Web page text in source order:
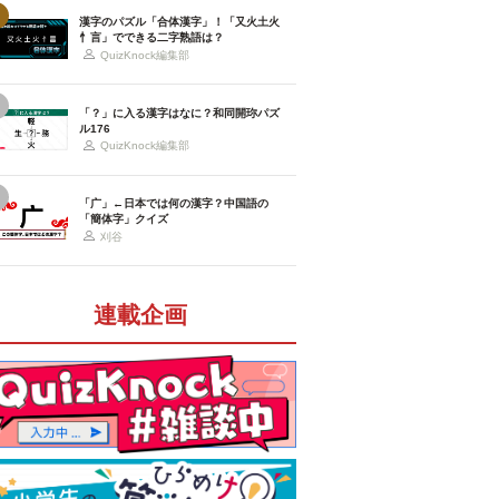
漢字のパズル「合体漢字」！「又火土火
忄言」でできる二字熟語は？
QuizKnock編集部
「？」に入る漢字はなに？和同開珎パズ
ル176
QuizKnock編集部
「广」←日本では何の漢字？中国語の
「簡体字」クイズ
刈谷
連載企画